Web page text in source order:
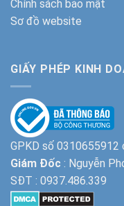
Chính sách bảo mật
Sơ đồ website
GIẤY PHÉP KINH
GPKD số
Giám Đốc : Nguyễn
SĐT : 0937.486.339